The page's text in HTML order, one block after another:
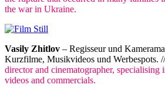
the war in Ukraine.
Vasily Zhitlov – Regisseur und
Kurzfilme, Musikvideos und Werbespots.
director and cinematographer, specialising
videos and commercials.